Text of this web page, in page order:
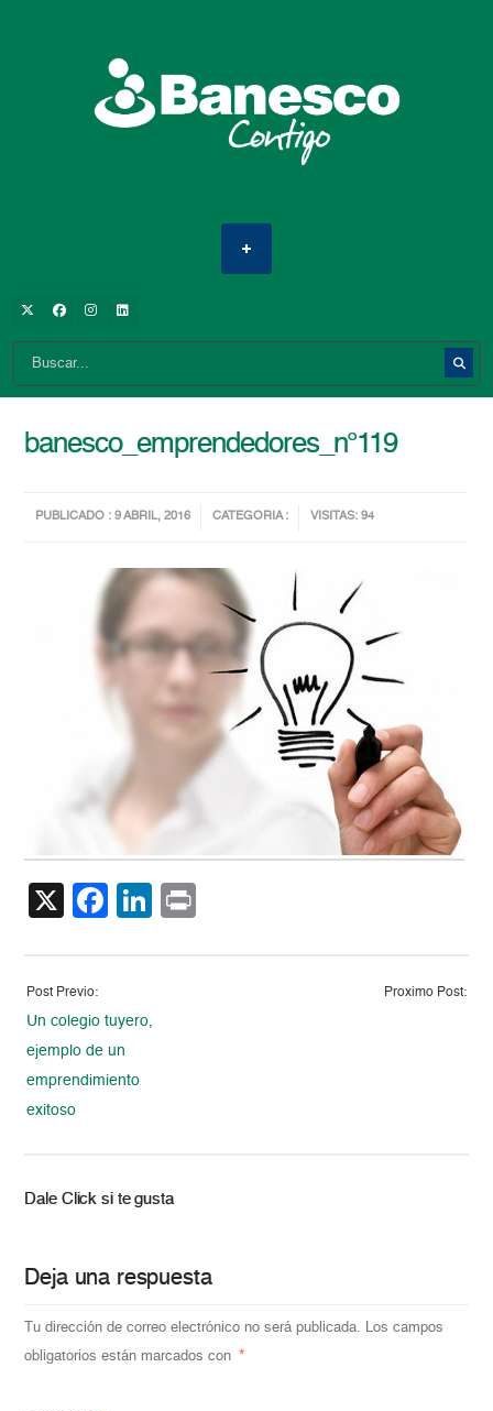
banesco_emprendedores_n°119
PUBLICADO : 9 ABRIL, 2016 CATEGORIA : VISITAS: 94
X Facebook
LinkedIn
Post Previo:
Un colegio tuyero,
ejemplo de un
emprendimiento
exitoso
Proximo Post:
Dale Click si te gusta
Deja una respuesta
Tu dirección de correo electrónico no será publicada. Los campos
obligatorios están marcados con *